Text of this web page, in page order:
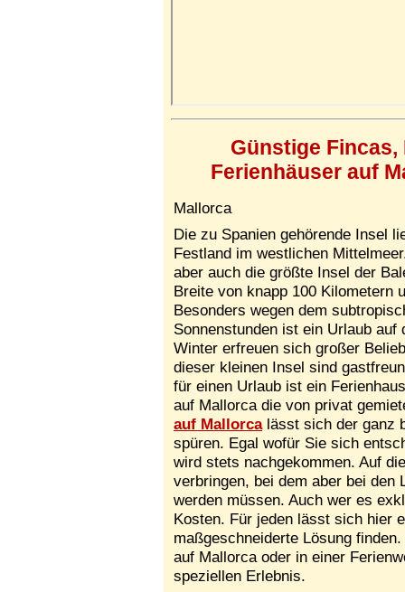
Günstige
Ferienhäuser auf
Mallorca
Die zu Spanien gehörende Insel
Festland im westlichen
aber auch die größte Insel der
Breite von knapp 100 Kilometern
Besonders wegen dem
Sonnenstunden ist ein Urlaub
Winter erfreuen sich großer
dieser kleinen Insel sind
für einen Urlaub ist ein
auf Mallorca die von privat
auf Mallorcalässt sich der ganz
spüren. Egal wofür Sie sich
wird stets nachgekommen. Auf
verbringen, bei dem aber bei den
werden müssen. Auch wer es
Kosten. Für jeden lässt sich hier
maßgeschneiderte Lösung
auf Mallorca oder in einer
speziellen Erlebnis.